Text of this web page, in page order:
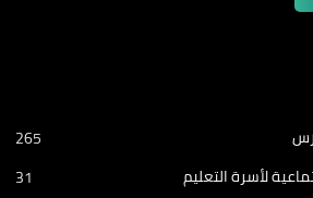
265
لأسرة التعليم
31